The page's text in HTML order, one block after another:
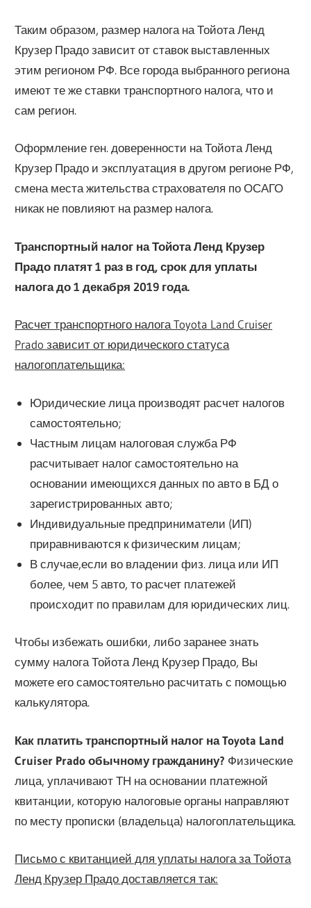
Таким образом, размер налога на Тойота Ленд
Крузер Прадо зависит от ставок выставленных
этим регионом РФ. Все города выбранного региона
имеют те же ставки транспортного налога, что и
сам регион.
Оформление ген. доверенности на Тойота Ленд
Крузер Прадо и эксплуатация в другом регионе РФ,
смена места жительства страхователя по ОСАГО
никак не повлияют на размер налога.
Транспортный налог на Тойота Ленд Крузер
Прадо платят 1 раз в год, срок для уплаты
налога до 1 декабря 2019 года.
Расчет транспортного налога Toyota Land Cruiser
Prado зависит от юридического статуса
налогоплательщика:
Юридические лица производят расчет налогов
самостоятельно;
Частным лицам налоговая служба РФ
расчитывает налог самостоятельно на
основании имеющихся данных по авто в БД о
зарегистрированных авто;
Индивидуальные предприниматели (ИП)
приравниваются к физическим лицам;
В случае,если во владении физ. лица или ИП
более, чем 5 авто, то расчет платежей
происходит по правилам для юридических лиц.
Чтобы избежать ошибки, либо заранее знать
сумму налога Тойота Ленд Крузер Прадо, Вы
можете его самостоятельно расчитать с помощью
калькулятора.
Как платить транспортный налог на Toyota Land
Cruiser Prado обычному гражданину? Физические
лица, уплачивают ТН на основании платежной
квитанции, которую налоговые органы направляют
по месту прописки (владельца) налогоплательщика.
Письмо с квитанцией для уплаты налога за Тойота
Ленд Крузер Прадо доставляется так: